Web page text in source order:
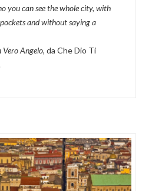
you can see the whole city, with
and without saying a
Vero Angelo, da Che Dio Ti